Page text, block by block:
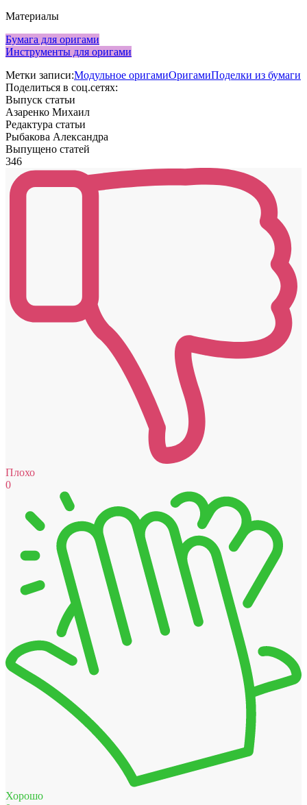
Материалы
Бумага для оригами
Инструменты для оригами
Метки записи:Модульное оригамиОригамиПоделки из бумаги
Поделиться в соц.сетях:
Выпуск статьи
Азаренко Михаил
Редактура статьи
Рыбакова Александра
Выпущено статей
346
Плохо
0
Хорошо